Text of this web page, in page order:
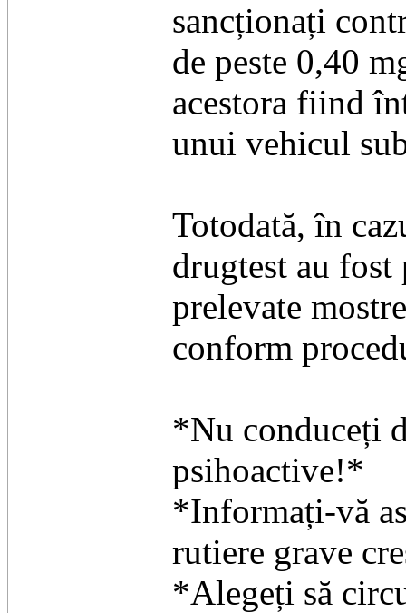
sancționați
de peste 0,40
acestora fiind
unui vehicul
Totodată, în
drugtest au
prelevate
conform
*Nu conduceți
psihoactive!*
*Informați-vă
rutiere grave
*Alegeți să